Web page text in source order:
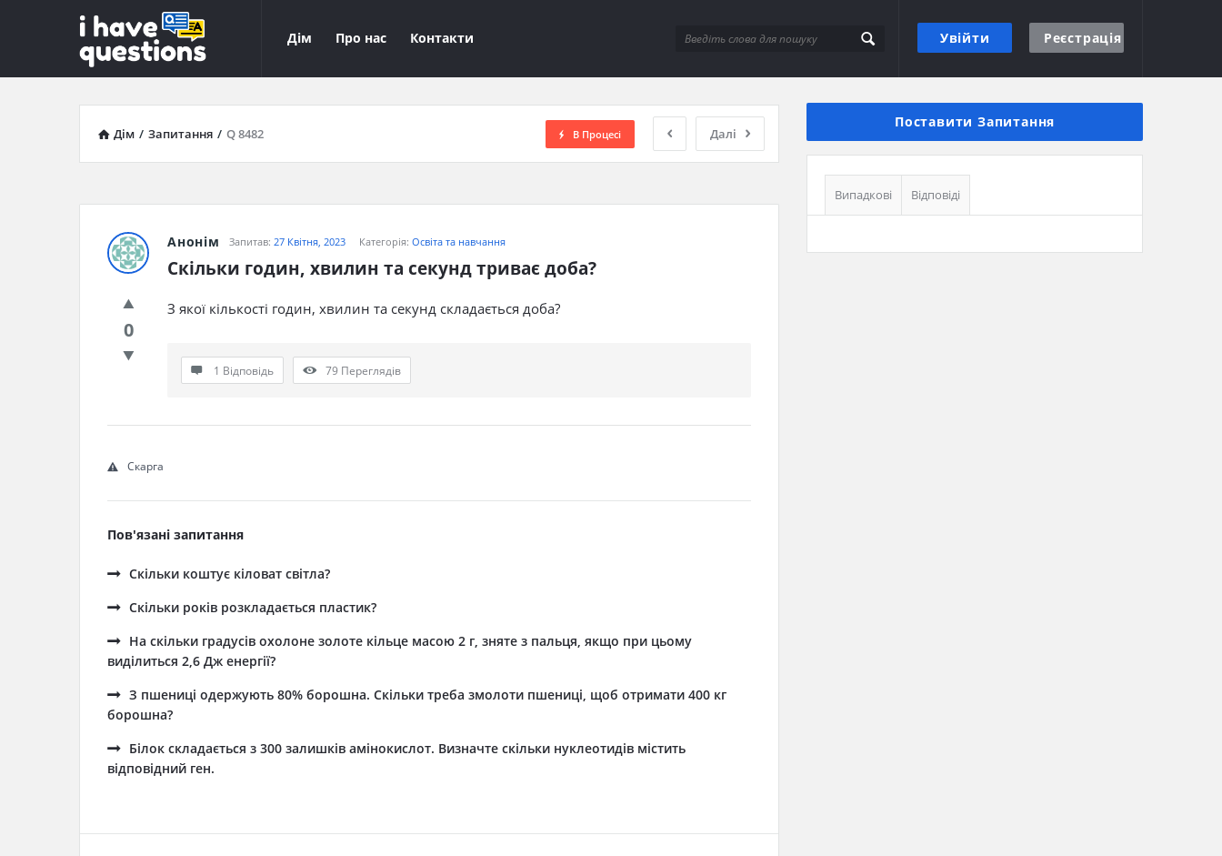
Увійти Реєстрація
iHaveQuestions
Навігація
Дім Про нас Контакти
Дім / Запитання / Q 8482 Далі
В Процесі
Анонім Запитав: 27 Квітня, 2023 Категорія: Освіта та навчання
Скільки годин, хвилин та секунд триває доба?
0
З якої кількості годин, хвилин та секунд складається доба?
1 Відповідь 79 Переглядів
Скарга
Пов'язані запитання
Скільки коштує кіловат світла?
Cкільки років розкладається пластик?
На скільки градусів охолоне золоте кільце масою 2 г, зняте з пальця, якщо при цьому
виділиться 2,6 Дж енергії?
З пшениці одержують 80% борошна. Скільки треба змолоти пшениці, щоб отримати 400 кг
борошна?
Білок складається з 300 залишків амінокислот. Визначте скільки нуклеотидів містить
відповідний ген.
Поставити Запитання
Випадкові Відповіді